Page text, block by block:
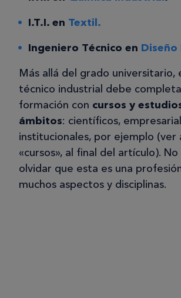
I.T.I. en Textil.
Ingeniero Técnico en
Más allá del grado universitario,
técnico industrial debe
formación con cursos y
ámbitos: científicos,
institucionales, por ejemplo (ver
«cursos», al final del artículo).
olvidar que esta es una
muchos aspectos y disciplinas.